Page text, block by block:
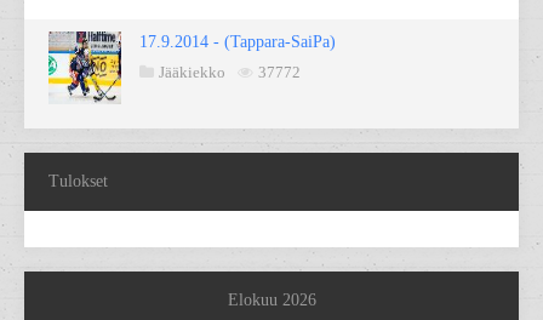
17.9.2014 - (Tappara-SaiPa)
Jääkiekko
37772
Tulokset
Elokuu 2026